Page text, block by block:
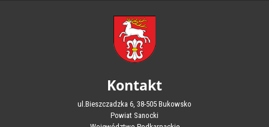
Kontakt
ul.Bieszczadzka 6, 38-505 Bukowsko
Powiat Sanocki